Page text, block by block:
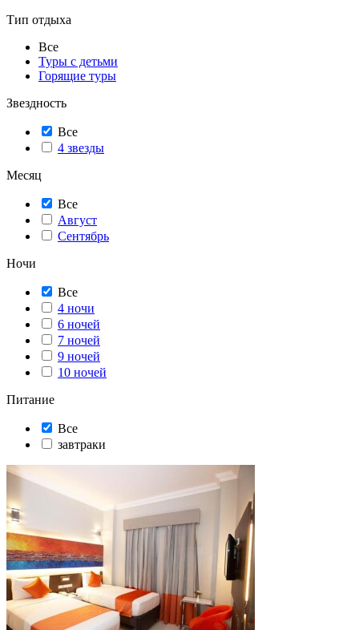
Тип отдыха
Все
Туры с детьми
Горящие туры
Звездность
Все
4 звезды
Месяц
Все
Август
Сентябрь
Ночи
Все
4 ночи
6 ночей
7 ночей
9 ночей
10 ночей
Питание
Все
завтраки